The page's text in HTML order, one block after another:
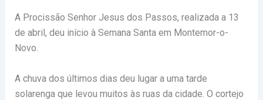
A Procissão Senhor Jesus dos Passos, realizada a 13
de abril, deu início à Semana Santa em Montemor-o-
Novo.
A chuva dos últimos dias deu lugar a uma tarde
solarenga que levou muitos às ruas da cidade. O cortejo